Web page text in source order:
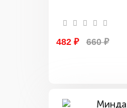
482 ₽ 660 ₽